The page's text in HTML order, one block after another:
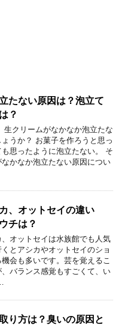
たない原因は？泡立て
？
クリームがなかなか泡立たな
うか？ お菓子を作ろうと思っ
思ったように泡立たない。 そ
かなか泡立たない原因につい
、オットセイの違い
チは？
オットセイは水族館でも人気
とアシカやオットセイのショ
会も多いです。芸を覚えるこ
バランス感覚もすごくて、い
り方は？臭いの原因と